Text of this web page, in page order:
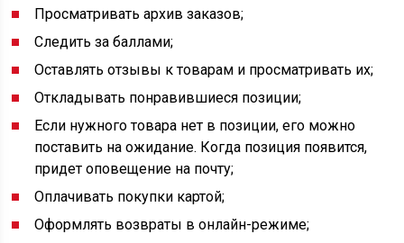
Просматривать архив заказов;
Следить за баллами;
Оставлять отзывы к товарам и просматривать их;
Откладывать понравившиеся позиции;
Если нужного товара нет в позиции, его можно
поставить на ожидание. Когда позиция появится,
придет оповещение на почту;
Оплачивать покупки картой;
Оформлять возвраты в онлайн-режиме;